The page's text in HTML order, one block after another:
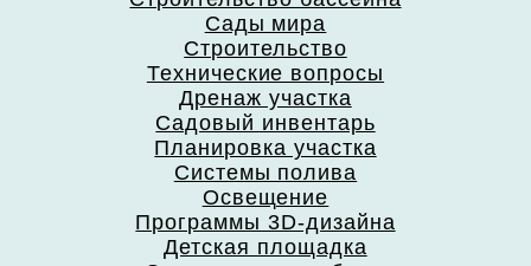
Сады мира
Строительство
Технические вопросы
Дренаж участка
Садовый инвентарь
Планировка участка
Системы полива
Освещение
Программы 3D-дизайна
Детская площадка